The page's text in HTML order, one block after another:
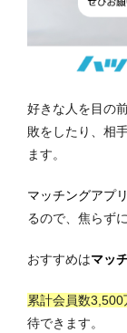
好きな人を目の
敗をしたり、相
ます。
マッチングアプリ
るので、焦らず
おすすめはマッ
累計会員数3,500
待できます。